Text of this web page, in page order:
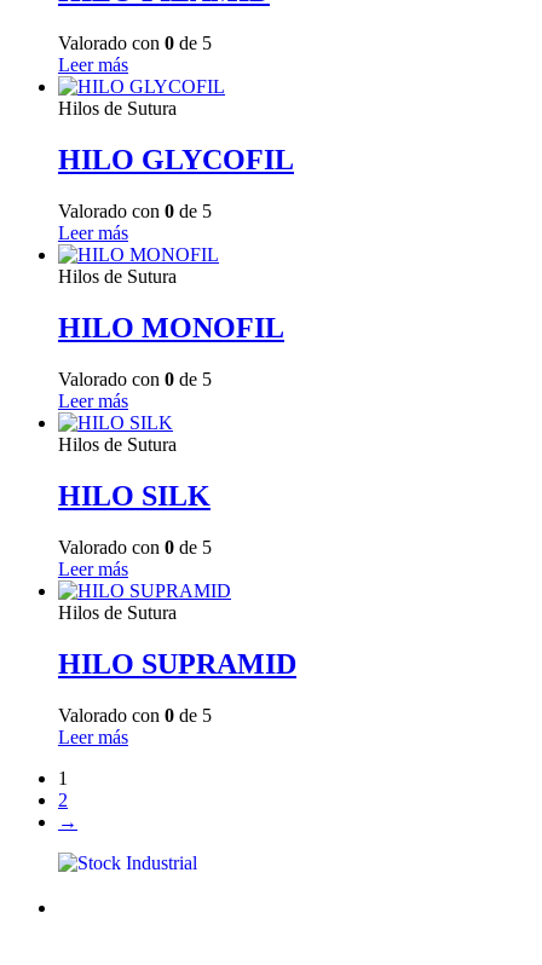
Valorado con 0 de 5
Leer más
Hilos de Sutura
HILO GLYCOFIL
Valorado con 0 de 5
Leer más
Hilos de Sutura
HILO MONOFIL
Valorado con 0 de 5
Leer más
Hilos de Sutura
HILO SILK
Valorado con 0 de 5
Leer más
Hilos de Sutura
HILO SUPRAMID
Valorado con 0 de 5
Leer más
1
2
→